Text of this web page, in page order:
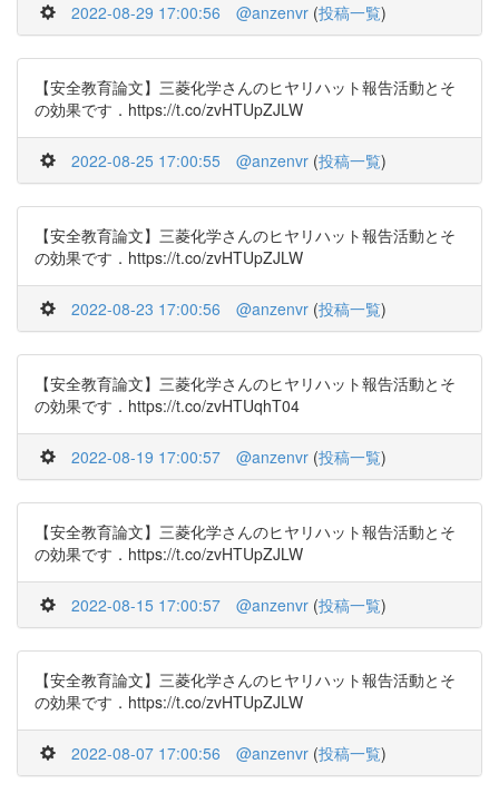
2022-08-29 17:00:56 @anzenvr (投稿一覧)
【安全教育論文】三菱化学さんのヒヤリハット報告活動とそ
の効果です．https://t.co/zvHTUpZJLW
2022-08-25 17:00:55 @anzenvr (投稿一覧)
【安全教育論文】三菱化学さんのヒヤリハット報告活動とそ
の効果です．https://t.co/zvHTUpZJLW
2022-08-23 17:00:56 @anzenvr (投稿一覧)
【安全教育論文】三菱化学さんのヒヤリハット報告活動とそ
の効果です．https://t.co/zvHTUqhT04
2022-08-19 17:00:57 @anzenvr (投稿一覧)
【安全教育論文】三菱化学さんのヒヤリハット報告活動とそ
の効果です．https://t.co/zvHTUpZJLW
2022-08-15 17:00:57 @anzenvr (投稿一覧)
【安全教育論文】三菱化学さんのヒヤリハット報告活動とそ
の効果です．https://t.co/zvHTUpZJLW
2022-08-07 17:00:56 @anzenvr (投稿一覧)